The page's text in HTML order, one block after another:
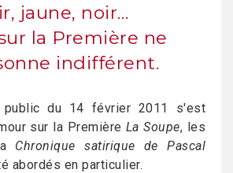
jaune, noir…
la Première ne
indifférent.
public du 14 février 2011 s'est
sur la Première La Soupe, les
Chronique satirique de Pascal
abordés en particulier.